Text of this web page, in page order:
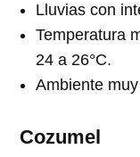
Lluvias con
Temperatura
24 a 26°C.
Ambiente
Cozumel